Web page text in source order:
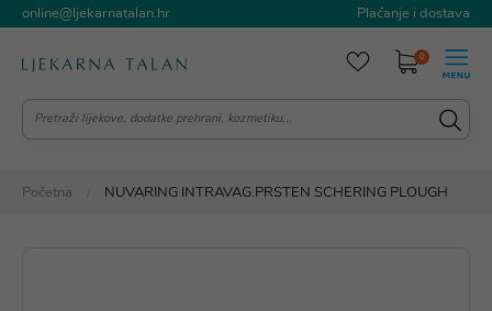
online@ljekarnatalan.hr Plaćanje i dostava
0
Početna NUVARING INTRAVAG.PRSTEN SCHERING PLOUGH